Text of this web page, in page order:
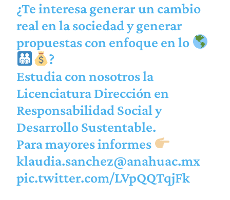
¿Te interesa generar un cambio
real en la sociedad y generar
propuestas con enfoque en lo
?
Estudia con nosotros la
Licenciatura Dirección en
Responsabilidad Social y
Desarrollo Sustentable.
Para mayores informes
klaudia.sanchez@anahuac.mx
pic.twitter.com/LVpQQTqjFk